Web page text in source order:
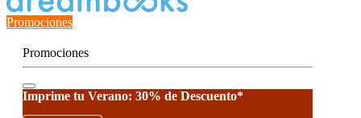
Promociones
Promociones
Imprime tu Verano: 30% de Descuento*